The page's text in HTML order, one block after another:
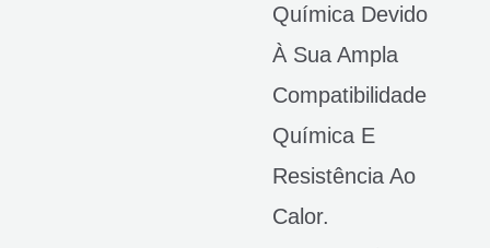
Química Devido
À Sua Ampla
Compatibilidade
Química E
Resistência Ao
Calor.